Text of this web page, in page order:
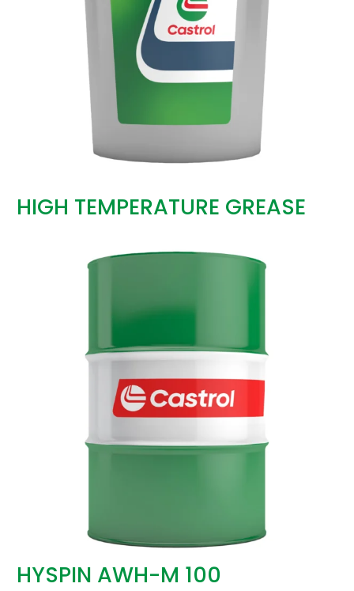
HIGH TEMPERATURE GREASE
HYSPIN AWH-M 100